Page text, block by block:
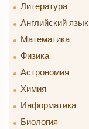
Литература
Английский язык
Математика
Физика
Астрономия
Химия
Информатика
Биология